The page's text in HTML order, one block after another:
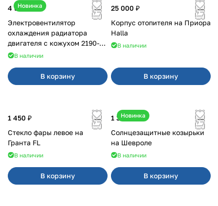
Новинка
4 550 ₽
Электровентилятор
охлаждения радиатора
двигателя с кожухом 2190-
2194 н/о с кондиционером
В наличии
В корзину
25 000 ₽
Корпус отопителя на Приора
Halla
В наличии
В корзину
1 450 ₽
Стекло фары левое на
Гранта FL
В наличии
В корзину
Новинка
1 350 ₽
Солнцезащитные козырьки
на Шевроле
В наличии
В корзину